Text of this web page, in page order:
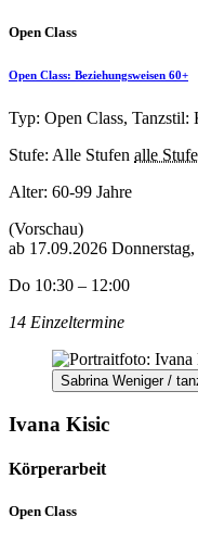
Open Class
Open Class: Beziehungsweisen 60+
Typ: Open Class, Tanzstil:
Stufe: Alle Stufen alle
Alter: 60-99 Jahre
(Vorschau)
ab 17.09.2026
Do 10:30 – 12:00
14 Einzeltermine
Sabrina Weniger /
Ivana Kisic
Körperarbeit
Open Class